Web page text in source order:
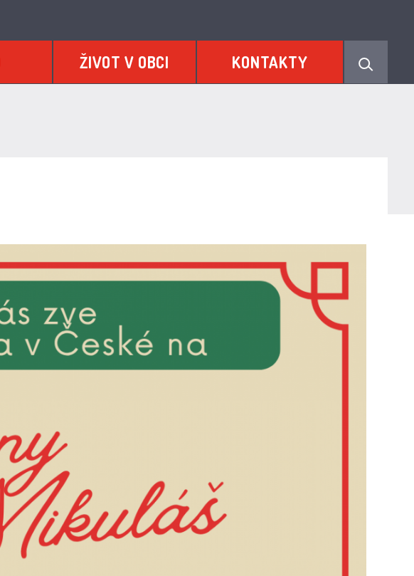
ŽIVOT V OBCI KONTAKTY